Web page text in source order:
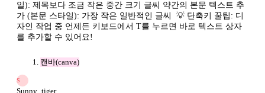
일): 제목보다 조금 작은 중간 크기 글씨 약간의 본문 텍스트 추
가 (본문 스타일): 가장 작은 일반적인 글씨 ​ 💡 단축키 꿀팁: 디
자인 작업 중 언제든 키보드에서 T를 누르면 바로 텍스트 상자
를 추가할 수 있어요!
캔바(canva)
S
Sunny_tiger